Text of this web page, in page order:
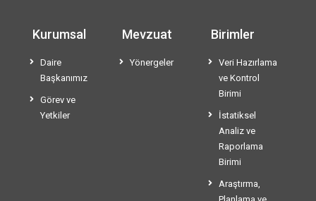
Kurumsal
Daire
Başkanımız
Görev ve
Yetkiler
Mevzuat
Yönergeler
Birimler
Veri Hazırlama
ve Kontrol
Birimi
İstatiksel
Analiz ve
Raporlama
Birimi
Araştırma,